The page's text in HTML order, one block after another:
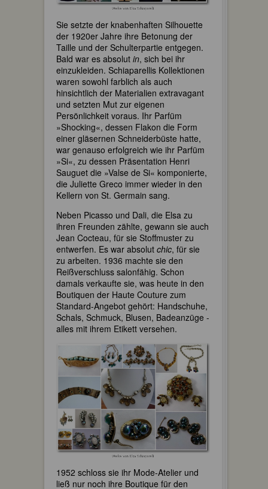
Sie setzte der knabenhaften Silhouette
der 1920er Jahre ihre Betonung der
Taille und der Schulterpartie entgegen.
Bald war es absolut in, sich bei ihr
einzukleiden. Schiaparellis Kollektionen
waren sowohl farblich als auch
hinsichtlich der Materialien extravagant
und setzten Mut zur eigenen
Persönlichkeit voraus. Ihr Parfüm
»Shocking«, dessen Flakon die Form
einer gläsernen Schneiderbüste hatte,
war genauso erfolgreich wie ihr Parfüm
»Si«, zu dessen Präsentation Henri
Sauguet die »Valse de Si« komponierte,
die Juliette Greco immer wieder in den
Kellern von St. Germain sang.
Neben Picasso und Dali, die Elsa zu
ihren Freunden zählte, gewann sie auch
Jean Cocteau, für sie Stoffmuster zu
entwerfen. Es war absolut chic, für sie
zu arbeiten. 1936 machte sie den
Reißverschluss salonfähig. Schon
damals verkaufte sie, was heute in den
Boutiquen der Haute Couture zum
Standard-Angebot gehört: Handschuhe,
Schals, Schmuck, Blusen, Badeanzüge -
alles mit ihrem Etikett versehen.
1952 schloss sie ihr Mode-Atelier und
ließ nur noch ihre Boutique für den